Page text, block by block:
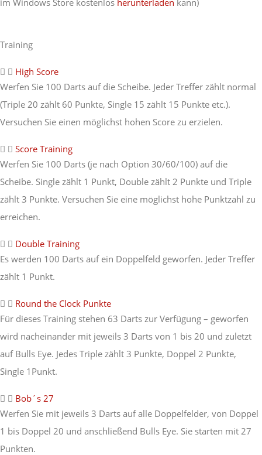
Training
High Score
Werfen Sie 100 Darts auf die Scheibe. Jeder Treffer zählt normal
(Triple 20 zählt 60 Punkte, Single 15 zählt 15 Punkte etc.).
Versuchen Sie einen möglichst hohen Score zu erzielen.
Score Training
Werfen Sie 100 Darts (je nach Option 30/60/100) auf die
Scheibe. Single zählt 1 Punkt, Double zählt 2 Punkte und Triple
zählt 3 Punkte. Versuchen Sie eine möglichst hohe Punktzahl zu
erreichen.
Double Training
Es werden 100 Darts auf ein Doppelfeld geworfen. Jeder Treffer
zählt 1 Punkt.
Round the Clock Punkte
Für dieses Training stehen 63 Darts zur Verfügung – geworfen
wird nacheinander mit jeweils 3 Darts von 1 bis 20 und zuletzt
auf Bulls Eye. Jedes Triple zählt 3 Punkte, Doppel 2 Punkte,
Single 1Punkt.
Bob´s 27
Werfen Sie mit jeweils 3 Darts auf alle Doppelfelder, von Doppel
1 bis Doppel 20 und anschließend Bulls Eye. Sie starten mit 27
Punkten.